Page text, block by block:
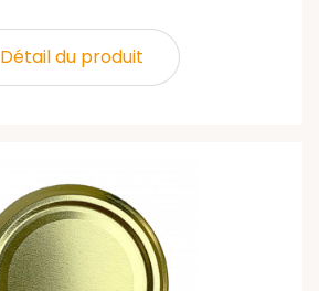
Détail du produit